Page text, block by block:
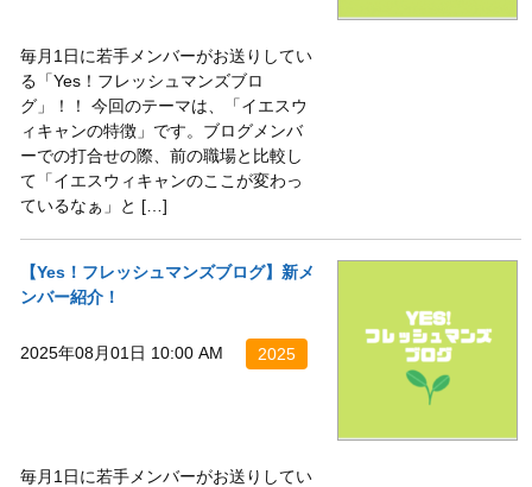
毎月1日に若手メンバーがお送りしてい
る「Yes！フレッシュマンズブロ
グ」！！ 今回のテーマは、「イエスウ
ィキャンの特徴」です。ブログメンバ
ーでの打合せの際、前の職場と比較し
て「イエスウィキャンのここが変わっ
ているなぁ」と […]
【Yes！フレッシュマンズブログ】新メ
ンバー紹介！
2025年08月01日 10:00 AM 2025
毎月1日に若手メンバーがお送りしてい